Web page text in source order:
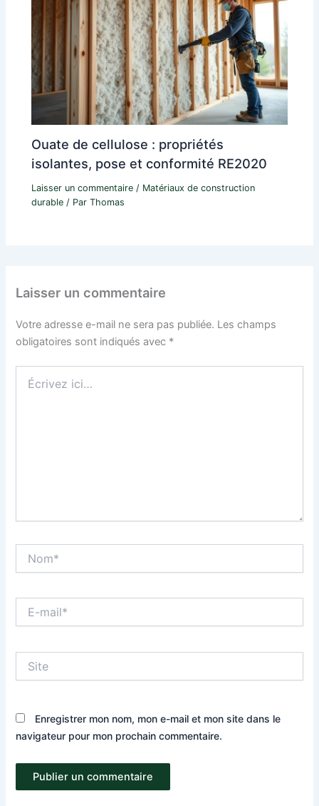
Ouate de cellulose : propriétés
isolantes, pose et conformité RE2020
Laisser un commentaire / Matériaux de construction
durable / ParThomas
Laisser un commentaire
Votre adresse e-mail ne sera pas publiée. Les champs
obligatoires sont indiqués avec *
ici…
mail*
Enregistrer mon nom, mon e-mail et mon site dans le
navigateur pour mon prochain commentaire.